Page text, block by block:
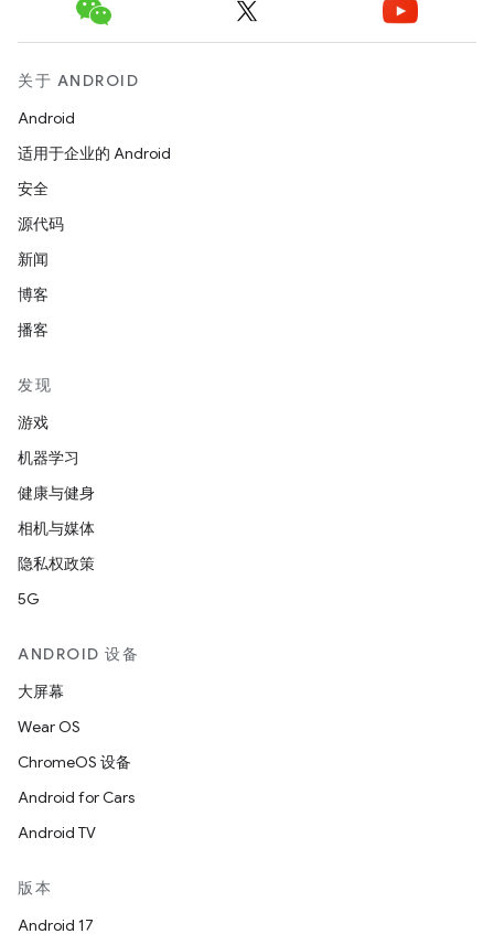
关于 ANDROID
Android
适用于企业的 Android
安全
源代码
新闻
博客
播客
发现
游戏
机器学习
健康与健身
相机与媒体
隐私权政策
5G
ANDROID 设备
大屏幕
Wear OS
ChromeOS 设备
Android for Cars
Android TV
版本
Android 17